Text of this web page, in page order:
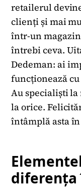
retailerul
clienți și mai
într-un
întrebi ceva.
Dedeman: ai
funcționează
Au specialiști la
la orice.
întâmplă asta
diferența